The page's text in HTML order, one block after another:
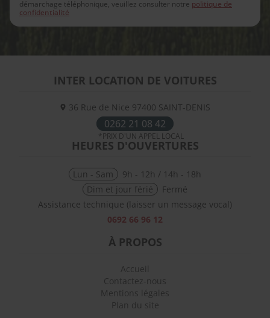
démarchage téléphonique, veuillez consulter notre politique de
confidentialité
INTER LOCATION DE VOITURES
36 Rue de Nice 97400 SAINT-DENIS
0262 21 08 42
HEURES D'OUVERTURES
Lun - Sam
9h - 12h / 14h - 18h
Dim et jour férié
Fermé
Assistance technique (laisser un message vocal)
0692 66 96 12
À PROPOS
Accueil
Contactez-nous
Mentions légales
Plan du site